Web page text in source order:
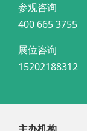
参观咨询
400 665 3755
展位咨询
15202188312